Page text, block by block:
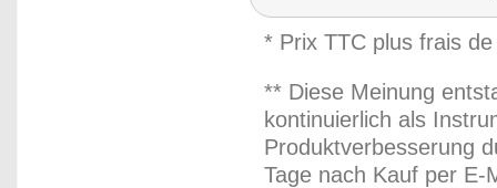
* Prix TTC plus frais
** Diese Meinung
kontinuierlich als
Produktverbesserung
Tage nach Kauf per E-